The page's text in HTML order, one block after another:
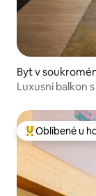
Byt v
Luxusní balkon
Nejlepší v
Oblíbené u